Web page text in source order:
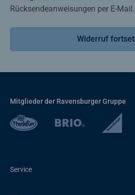
Rücksendeanweisungen per E-Mail.
Widerruf
Mitglieder der Ravensburger Gruppe
Service